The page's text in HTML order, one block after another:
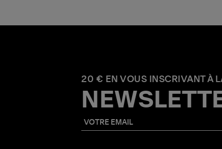
20 € EN VOUS INSCRIVANT À